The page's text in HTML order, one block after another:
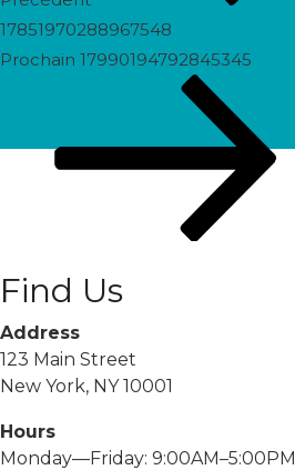
17851970288967548
Prochain
Prochain 17990194792845345
Find Us
Address
123 Main Street
New York, NY 10001
Hours
Monday—Friday: 9:00AM–5:00PM